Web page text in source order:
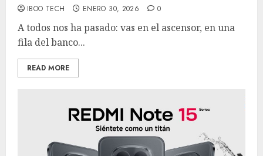
IBOO TECH ENERO 30, 2026 0
A todos nos ha pasado: vas en el ascensor, en una
fila del banco...
READ MORE